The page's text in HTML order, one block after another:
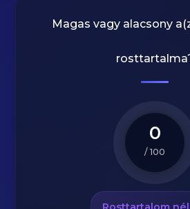
Magas vagy alacsony
0
/ 100